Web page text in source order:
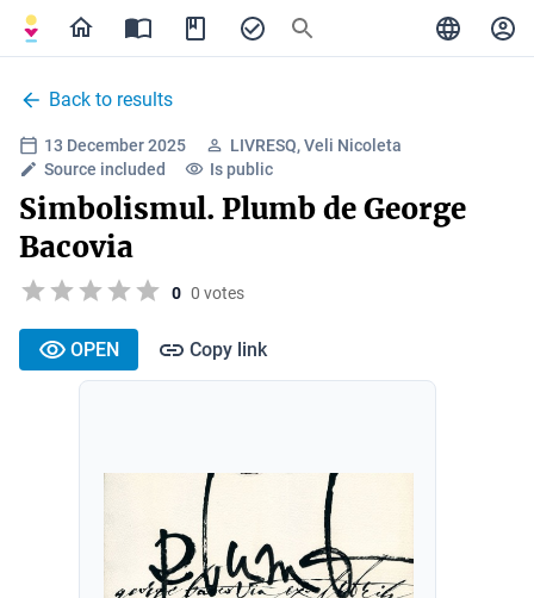
Back to results
13 December 2025
LIVRESQ, Veli Nicoleta
Source included
Is public
Simbolismul. Plumb de George
Bacovia
0 0 votes
OPEN Copy link